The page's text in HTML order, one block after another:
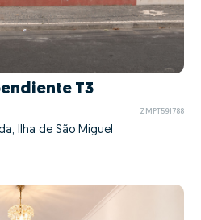
T3
ZMPT591788
Ilha de São Miguel